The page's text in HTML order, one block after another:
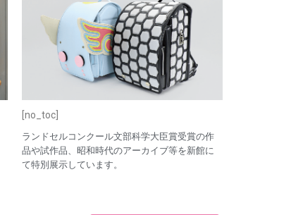
[no_toc]
ランドセルコンクール文部科学大臣賞受賞の作
品や試作品、昭和時代のアーカイブ等を新館に
て特別展示しています。